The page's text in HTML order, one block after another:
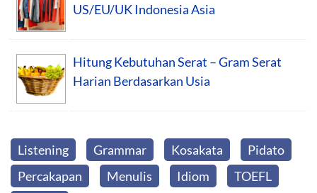
US/EU/UK Indonesia Asia
Hitung Kebutuhan Serat – Gram Serat
Harian Berdasarkan Usia
Listening Grammar Kosakata
Pidato
Percakapan
Menulis Idiom
TOEFL